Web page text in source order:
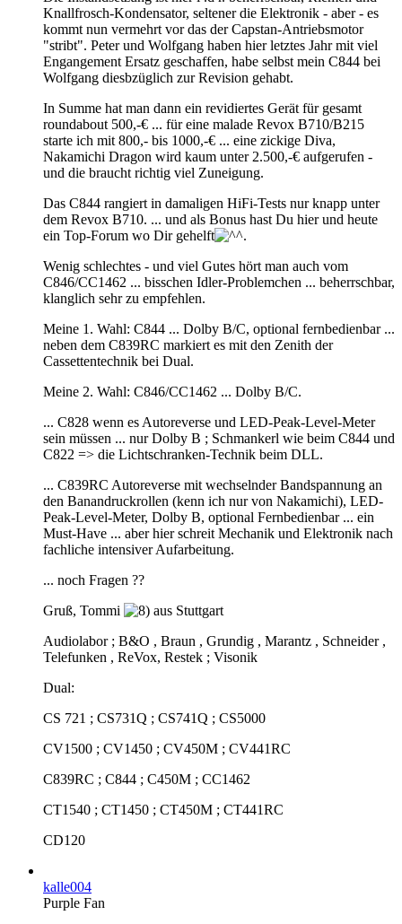
Knallfrosch-Kondensator, seltener die Elektronik - aber - es
kommt nun vermehrt vor das der Capstan-Antriebsmotor
"stribt". Peter und Wolfgang haben hier letztes Jahr mit viel
Engangement Ersatz geschaffen, habe selbst mein C844 bei
Wolfgang diesbzüglich zur Revision gehabt.
In Summe hat man dann ein revidiertes Gerät für gesamt
roundabout 500,-€ ... für eine malade Revox B710/B215
starte ich mit 800,- bis 1000,-€ ... eine zickige Diva,
Nakamichi Dragon wird kaum unter 2.500,-€ aufgerufen -
und die braucht richtig viel Zuneigung.
Das C844 rangiert in damaligen HiFi-Tests nur knapp unter
dem Revox B710. ... und als Bonus hast Du hier und heute
ein Top-Forum wo Dir gehelft
.
Wenig schlechtes - und viel Gutes hört man auch vom
C846/CC1462 ... bisschen Idler-Problemchen ... beherrschbar,
klanglich sehr zu empfehlen.
Meine 1. Wahl: C844 ... Dolby B/C, optional fernbedienbar ...
neben dem C839RC markiert es mit den Zenith der
Cassettentechnik bei Dual.
Meine 2. Wahl: C846/CC1462 ... Dolby B/C.
... C828 wenn es Autoreverse und LED-Peak-Level-Meter
sein müssen ... nur Dolby B ; Schmankerl wie beim C844 und
C822 => die Lichtschranken-Technik beim DLL.
... C839RC Autoreverse mit wechselnder Bandspannung an
den Banandruckrollen (kenn ich nur von Nakamichi), LED-
Peak-Level-Meter, Dolby B, optional Fernbedienbar ... ein
Must-Have ... aber hier schreit Mechanik und Elektronik nach
fachliche intensiver Aufarbeitung.
... noch Fragen ??
Gruß, Tommi
aus Stuttgart
Audiolabor ; B&O , Braun , Grundig , Marantz , Schneider ,
Telefunken , ReVox, Restek ; Visonik
Dual:
CS 721 ; CS731Q ; CS741Q ; CS5000
CV1500 ; CV1450 ; CV450M ; CV441RC
C839RC ; C844 ; C450M ; CC1462
CT1540 ; CT1450 ; CT450M ; CT441RC
CD120
kalle004
Purple Fan